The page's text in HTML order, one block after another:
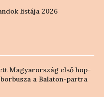
listája 2026
Magyarország első hop-
a Balaton-partra